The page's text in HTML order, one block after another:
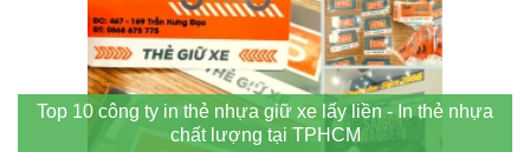
Top 10 công ty in thẻ nhựa giữ xe lấy liền - In thẻ nhựa
chất lượng tại TPHCM